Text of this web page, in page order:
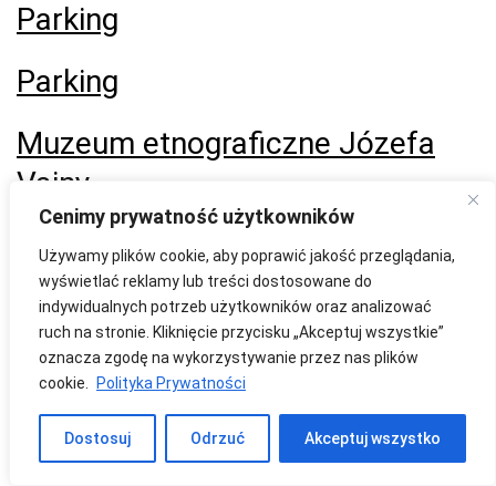
Cenimy prywatność użytkowników
Używamy plików cookie, aby poprawić jakość przeglądania,
wyświetlać reklamy lub treści dostosowane do
indywidualnych potrzeb użytkowników oraz analizować
ruch na stronie. Kliknięcie przycisku „Akceptuj wszystkie”
oznacza zgodę na wykorzystywanie przez nas plików
cookie.
Polityka Prywatności
Dostosuj Odrzuć Akceptuj wszystko
Parking
Parking
Muzeum etnograficzne Józefa
Vainy
Muzeum stara plebania
Camping na przystani
Osada Prusko Jaćwieska
Dwór Miłosza